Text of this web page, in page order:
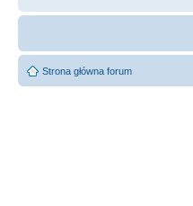
Strona główna forum